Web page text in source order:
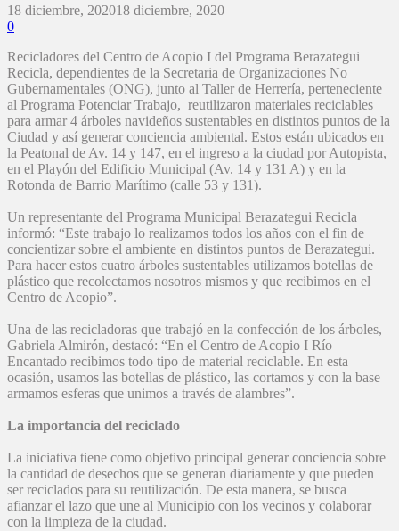
18 diciembre, 202018 diciembre, 2020
0
Recicladores del Centro de Acopio I del Programa Berazategui
Recicla, dependientes de la Secretaria de Organizaciones No
Gubernamentales (ONG), junto al Taller de Herrería, perteneciente
al Programa Potenciar Trabajo, reutilizaron materiales reciclables
para armar 4 árboles navideños sustentables en distintos puntos de la
Ciudad y así generar conciencia ambiental. Estos están ubicados en
la Peatonal de Av. 14 y 147, en el ingreso a la ciudad por Autopista,
en el Playón del Edificio Municipal (Av. 14 y 131 A) y en la
Rotonda de Barrio Marítimo (calle 53 y 131).
Un representante del Programa Municipal Berazategui Recicla
informó: “Este trabajo lo realizamos todos los años con el fin de
concientizar sobre el ambiente en distintos puntos de Berazategui.
Para hacer estos cuatro árboles sustentables utilizamos botellas de
plástico que recolectamos nosotros mismos y que recibimos en el
Centro de Acopio”.
Una de las recicladoras que trabajó en la confección de los árboles,
Gabriela Almirón, destacó: “En el Centro de Acopio I Río
Encantado recibimos todo tipo de material reciclable. En esta
ocasión, usamos las botellas de plástico, las cortamos y con la base
armamos esferas que unimos a través de alambres”.
La importancia del reciclado
La iniciativa tiene como objetivo principal generar conciencia sobre
la cantidad de desechos que se generan diariamente y que pueden
ser reciclados para su reutilización. De esta manera, se busca
afianzar el lazo que une al Municipio con los vecinos y colaborar
con la limpieza de la ciudad.